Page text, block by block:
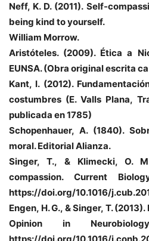
Neff, K. D. (2011). Self-
being kind to yourself.
William Morrow.
Aristóteles. (2009). Ética a
EUNSA. (Obra originalescrita
Kant, I. (2012).
costumbres (E. Valls Plana,
publicada en 1785)
Schopenhauer, A. (1840).
moral. Editorial Alianza.
Singer, T., & Klimecki, O.
compassion. Current
https://doi.org/10.1016/
Engen, H. G., & Singer, T.
Opinion in